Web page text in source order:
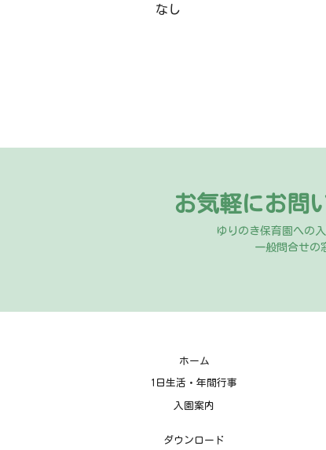
なし
お気軽にお問
ゆりのき保育園への
一般問合せの
ホーム
1日生活・年間行事
入園案内
ダウンロード